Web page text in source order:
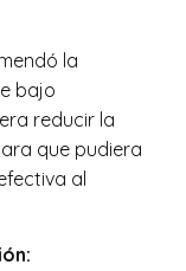
la
bajo
reducir la
que pudiera
al